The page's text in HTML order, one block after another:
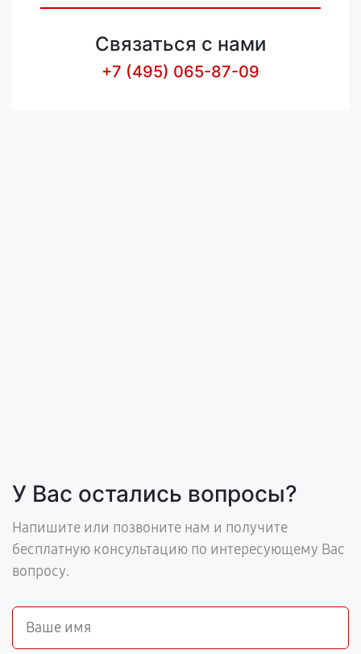
Связаться с нами
+7 (495) 065-87-09
У Вас остались вопросы?
Напишите или позвоните нам и получите
бесплатную консультацию по интересующему Вас
вопросу.